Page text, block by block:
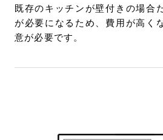
既存のキッチンが壁付きの場合
が必要になるため、費用が高く
意が必要です。